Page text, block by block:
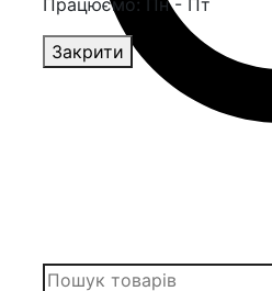
Працюємо: Пн - Пт
Закрити